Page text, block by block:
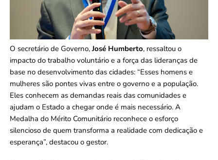
O secretário de Governo,José Humberto, ressaltou o
impacto do trabalho voluntário e a força das lideranças de
base no desenvolvimento das cidades: “Esses homens e
mulheres são pontes vivas entre o governo e a população.
Eles conhecem as demandas reais das comunidades e
ajudam o Estado a chegar onde é mais necessário. A
Medalha do Mérito Comunitário reconhece o esforço
silencioso de quem transforma a realidade com dedicação e
esperança”, destacou o gestor.